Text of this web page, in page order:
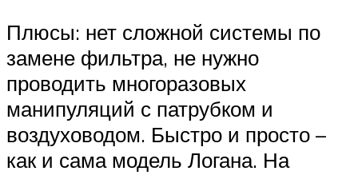
Плюсы: нет сложной системы по
замене фильтра, не нужно
проводить многоразовых
манипуляций с патрубком и
воздуховодом. Быстро и просто –
как и сама модель Логана. На